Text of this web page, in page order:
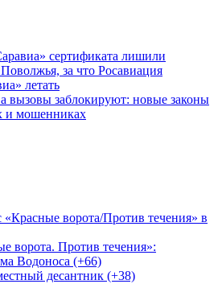
сертификата лишили
за что Росавиация
летать
вызовы заблокируют: новые законы
и мошенниках
«Красные ворота/Против течения» в
ворота. Против течения»:
Водоноса (+66)
десантник (+38)